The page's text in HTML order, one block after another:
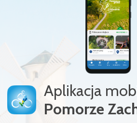
Aplikacja
Pomorze